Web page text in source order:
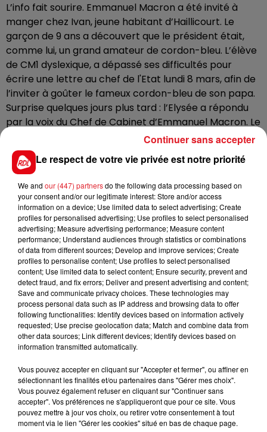
L’info fait sourire. Emmanuel Macron a été invité à
manger chez Ivan, jeune habitant d’Haillicourt. Le
garçon de 9 ans a découvert que le président était,
comme lui, un grand amateur de cordon-bleu. L’élève
de CM1 dyslexique, a dépassé ses difficultés pour
écrire une lettre au chef de l'Etat lundi 8 mars, afin de
l’inviter à goûter le fameux cordon-bleu de son papa.
Surprise quelques jours plus tard : l’Elysée a répondu
par la voix du Chef de Cabinet d’Emmanuel Macron. Le
président le remercie, mais il ne peut pas répondre
favorablement. Pas de quoi décourager le jeune
homme, il relancera une invitation, à sa maison du
ancienne professeure de Français sera touchée par le
geste. Ivan se fixe l’objectif de rencontrer le président,
et de lui faire visiter sa Ville (et son terril).
FIL D'ACTUS
15 juillet 2026
BÉTHUNE: ENQUÊTE POUR HOMICIDE
VOLONTAIRE EN COURS, APRÈS LA...
Le respect de votre vie privée est notre priorité
We and our (447) partnersdo the following data processing based on
your consent and/or our legitimate interest: Store and/or access
information on a device; Use limited data to select advertising; Create
profiles for personalised advertising; Use profiles to select personalised
advertising; Measure advertising performance; Measure content
performance; Understand audiences through statistics or combinations
of data from different sources; Develop and improve services; Create
profiles to personalise content; Use profiles to select personalised
content; Use limited data to select content; Ensure security, prevent and
detect fraud, and fix errors; Deliver and present advertising and content;
Save and communicate privacy choices. These technologies may
process personal data such as IP address and browsing data to offer
following functionalities: Identify devices based on information actively
requested; Use precise geolocation data; Match and combine data from
other data sources; Link different devices; Identify devices based on
information transmitted automatically.
Vous pouvez accepter en cliquant sur "Accepter et fermer", ou affiner en
sélectionnant les finalités et/ou partenaires dans "Gérer mes choix".
Vous pouvez également refuser en cliquant sur "Continuer sans
accepter". Vos préférences ne s'appliqueront que pour ce site. Vous
pouvez mettre à jour vos choix, ou retirer votre consentement à tout
moment via le lien "Gérer les cookies" situé en bas de chaque page.
Continuer sans accepter